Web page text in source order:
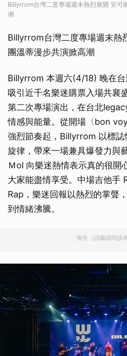
Billyrrom台灣二度專場週末熱烈展開 安可
潮
Billyrrom台灣二度專場週末熱
團溫蒂漫步共演掀高潮
Billyrrom 本週六(4/18) 晚在台
吸引近千名樂迷購票入場共襄
第二次專場演出，在台北
情感與能量。從開場〈bon
強烈節奏起，Billyrrom 以標
旋律，帶來一場兼具爆發力與
Ｍol 向樂迷熱情表示真的很開
大家能盡情享受。中場吉他手
Rap，樂迷回報以熱烈的掌聲
到情緒沸騰。
廣告（請繼續閱讀本